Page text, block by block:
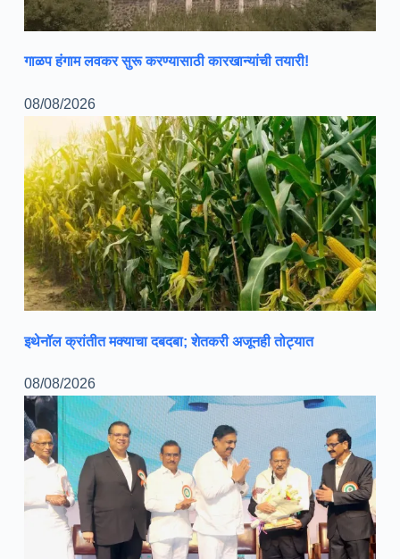
गाळप हंगाम लवकर सुरू करण्यासाठी कारखान्यांची तयारी!
08/08/2026
इथेनॉल क्रांतीत मक्याचा दबदबा; शेतकरी अजूनही तोट्यात
08/08/2026